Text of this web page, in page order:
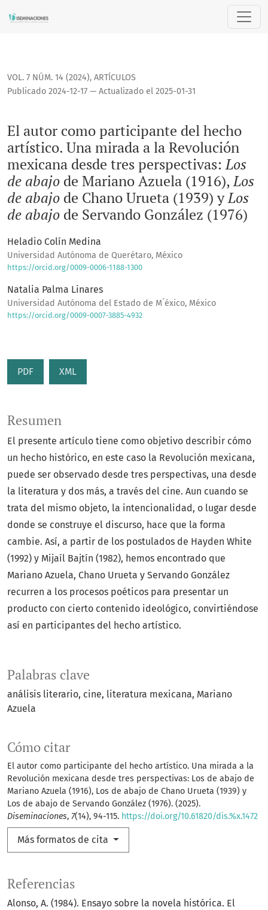
El autor como participante del hecho artístico. Una mirada
VOL. 7 NÚM. 14 (2024), ARTÍCULOS
El autor como participante del hecho
artístico. Una mirada a la Revolución
mexicana desde tres perspectivas:Los
de abajo de Mariano Azuela (1916),Los
de abajo de Chano Urueta (1939) yLos
de abajo de Servando González (1976)
Publicado 2024-12-17 — Actualizado el 2025-01-31
Heladio Colín Medina
Universidad Autónoma de Querétaro, México
https://orcid.org/0009-0006-1188-1300
Natalia Palma Linares
Universidad Autónoma del Estado de M´éxico, México
https://orcid.org/0009-0007-3885-4932
PDF XML
Palabras clave
análisis literario cine literatura mexicana Mariano
Azuela
Cómo citar
El autor como participante del hecho artístico. Una mirada a la
Revolución mexicana desde tres perspectivas: Los de abajo de
Mariano Azuela (1916), Los de abajo de Chano Urueta (1939) y
Los de abajo de Servando González (1976). (2025).
Diseminaciones, 7(14), 94-115. https://doi.org/10.61820/dis.%x.1472
Más formatos de cita
Resumen
El presente artículo tiene como objetivo describir cómo
un hecho histórico, en este caso la Revolución mexicana,
puede ser observado desde tres perspectivas, una desde
la literatura y dos más, a través del cine. Aun cuando se
trata del mismo objeto, la intencionalidad, o lugar desde
donde se construye el discurso, hace que la forma
cambie. Así, a partir de los postulados de Hayden White
(1992) y Mijaíl Bajtín (1982), hemos encontrado que
Mariano Azuela, Chano Urueta y Servando González
recurren a los procesos poéticos para presentar un
producto con cierto contenido ideológico, convirtiéndose
así en participantes del hecho artístico.
Referencias
Alonso, A. (1984). Ensayo sobre la novela histórica. El